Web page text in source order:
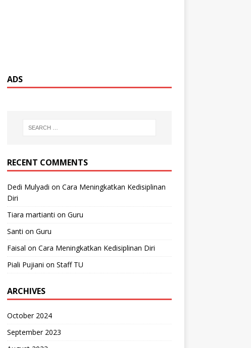
ADS
RECENT COMMENTS
Dedi Mulyadi on Cara Meningkatkan Kedisiplinan
Diri
Tiara martianti on Guru
Santi on Guru
Faisal on Cara Meningkatkan Kedisiplinan Diri
Piali Pujiani on Staff TU
ARCHIVES
October 2024
September 2023